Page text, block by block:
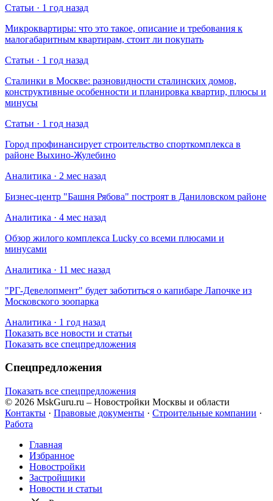
Статьи · 1 год назад
Микроквартиры: что это такое, описание и требования к
малогабаритным квартирам, стоит ли покупать
Статьи · 1 год назад
Сталинки в Москве: разновидности сталинских домов,
конструктивные особенности и планировка квартир, плюсы и
минусы
Статьи · 1 год назад
Город профинансирует строительство спорткомплекса в
районе Выхино-Жулебино
Аналитика · 2 мес назад
Бизнес-центр "Башня Рябова" построят в Даниловском районе
Аналитика · 4 мес назад
Обзор жилого комплекса Lucky со всеми плюсами и
минусами
Аналитика · 11 мес назад
​"РГ-Девелопмент" будет заботиться о капибаре Лапочке из
Московского зоопарка
Аналитика · 1 год назад
Показать все новости и статьи
Показать все спецпредложения
Спецпредложения
Показать все спецпредложения
© 2026 MskGuru.ru – Новостройки Москвы и области
Контакты · Правовые документы · Строительные компании ·
Работа
Главная
Избранное
Новостр ойки
Застройщики
Новости и статьи